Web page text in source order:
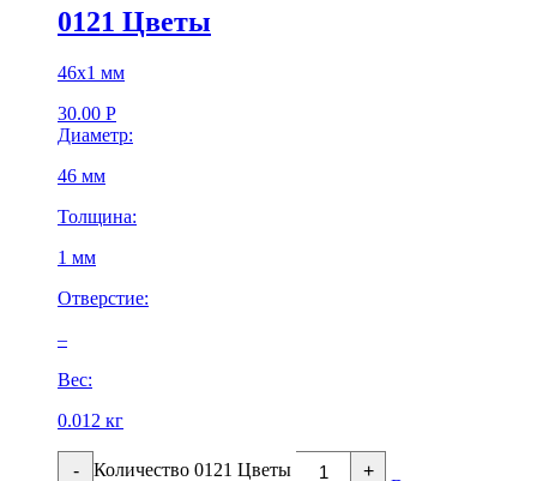
0121 Цветы
46х1 мм
30.00 Р
Диаметр:
46 мм
Толщина:
1 мм
Отверстие:
–
Вес:
0.012 кг
- Количество 0121 Цветы +